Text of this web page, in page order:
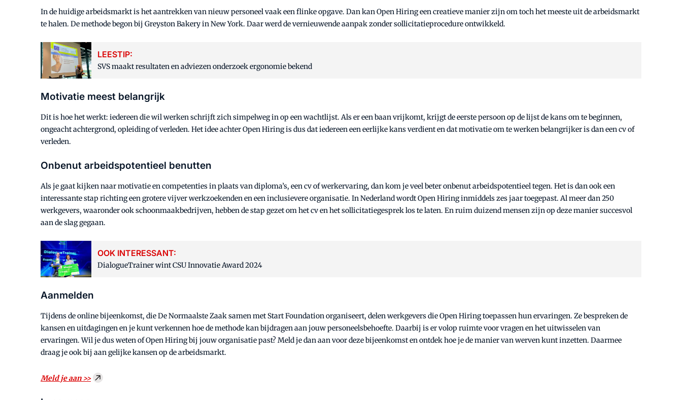
In de huidige arbeidsmarkt is het aantrekken van nieuw personeel vaak een flinke opgave. Dan kan Open Hiring een creatieve manier zijn om toch het meeste uit de arbeidsmarkt
te halen. De methode begon bij Greyston Bakery in New York. Daar werd de vernieuwende aanpak zonder sollicitatieprocedure ontwikkeld.
LEESTIP:
SVS maakt resultaten en adviezen onderzoek ergonomie bekend
Motivatie meest belangrijk
Dit is hoe het werkt: iedereen die wil werken schrijft zich simpelweg in op een wachtlijst. Als er een baan vrijkomt, krijgt de eerste persoon op de lijst de kans om te beginnen,
ongeacht achtergrond, opleiding of verleden. Het idee achter Open Hiring is dus dat iedereen een eerlijke kans verdient en dat motivatie om te werken belangrijker is dan een cv of
verleden.
Onbenut arbeidspotentieel benutten
Als je gaat kijken naar motivatie en competenties in plaats van diploma’s, een cv of werkervaring, dan kom je veel beter onbenut arbeidspotentieel tegen. Het is dan ook een
interessante stap richting een grotere vijver werkzoekenden en een inclusievere organisatie. In Nederland wordt Open Hiring inmiddels zes jaar toegepast. Al meer dan 250
werkgevers, waaronder ook schoonmaakbedrijven, hebben de stap gezet om het cv en het sollicitatiegesprek los te laten. En ruim duizend mensen zijn op deze manier succesvol
aan de slag gegaan.
OOK INTERESSANT:
DialogueTrainer wint CSU Innovatie Award 2024
Aanmelden
Tijdens de online bijeenkomst, die De Normaalste Zaak samen met Start Foundation organiseert, delen werkgevers die Open Hiring toepassen hun ervaringen. Ze bespreken de
kansen en uitdagingen en je kunt verkennen hoe de methode kan bijdragen aan jouw personeelsbehoefte. Daarbij is er volop ruimte voor vragen en het uitwisselen van
ervaringen. Wil je dus weten of Open Hiring bij jouw organisatie past? Meld je dan aan voor deze bijeenkomst en ontdek hoe je de manier van werven kunt inzetten. Daarmee
draag je ook bij aan gelijke kansen op de arbeidsmarkt.
Meld je aan >>